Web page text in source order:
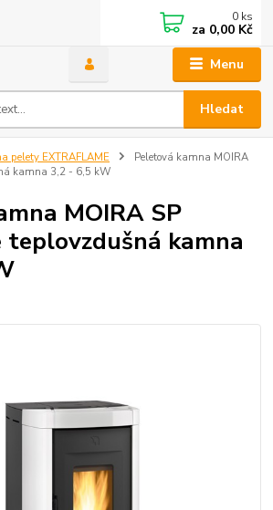
Menu
Hledat
0 ks
za 0,00 Kč
pelety EXTRAFLAME
Peletová kamna MOIRA
kamna 3,2 - 6,5 kW
MOIRA SP
kamna